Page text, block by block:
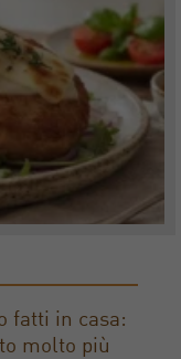
fatti in casa:
molto più